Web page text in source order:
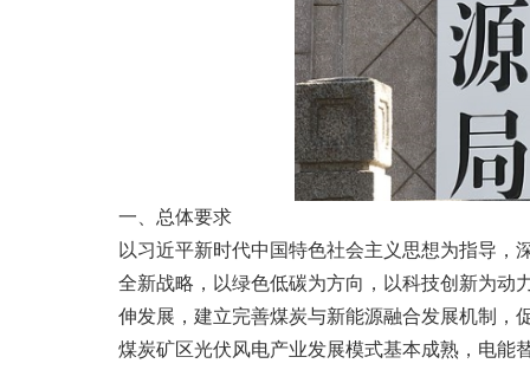
一、总体要求
以习近平新时代中国特色社会主义思想为指导
全新战略，以绿色低碳为方向，以科技创新为动
伸发展，建立完善煤炭与新能源融合发展机制，
煤炭矿区光伏风电产业发展模式基本成熟，电能